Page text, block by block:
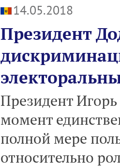
14.05.2018
Президент
Президент
момент
полной мере
относительно